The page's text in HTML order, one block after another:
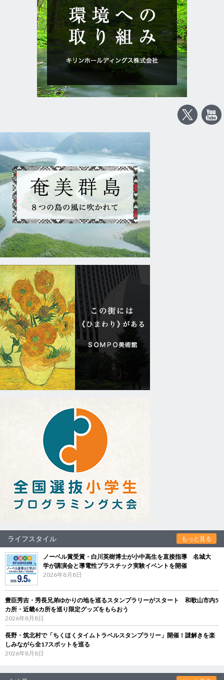
ライフスタイル もっと見る
ノーベル賞受賞・白川英樹博士が小中高生を直接指導 名城大
学が講演会と導電性プラスチック実験イベントを開催
2026年8月8日
豊臣秀吉・秀長兄弟ゆかりの地を巡るスタンプラリーがスタート 和歌山市内5
カ所・近畿6カ所を巡り限定グッズをもらおう
2026年8月8日
長野・筑北村で「ちくほくタイムトラベルスタンプラリー」開催！謎解きを楽
しみながら全17スポットを巡る
2026年8月8日